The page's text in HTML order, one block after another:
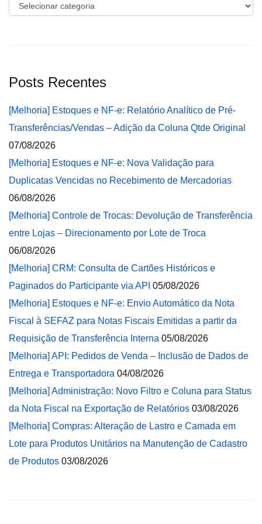
Categorias
Posts Recentes
[Melhoria] Estoques e NF-e: Relatório Analítico de Pré-
Transferências/Vendas – Adição da Coluna Qtde Original
07/08/2026
[Melhoria] Estoques e NF-e: Nova Validação para
Duplicatas Vencidas no Recebimento de Mercadorias
06/08/2026
[Melhoria] Controle de Trocas: Devolução de Transferência
entre Lojas – Direcionamento por Lote de Troca
06/08/2026
[Melhoria] CRM: Consulta de Cartões Históricos e
Paginados do Participante via API 05/08/2026
[Melhoria] Estoques e NF-e: Envio Automático da Nota
Fiscal à SEFAZ para Notas Fiscais Emitidas a partir da
Requisição de Transferência Interna 05/08/2026
[Melhoria] API: Pedidos de Venda – Inclusão de Dados de
Entrega e Transportadora 04/08/2026
[Melhoria] Administração: Novo Filtro e Coluna para Status
da Nota Fiscal na Exportação de Relatórios 03/08/2026
[Melhoria] Compras: Alteração de Lastro e Camada em
Lote para Produtos Unitários na Manutenção de Cadastro
de Produtos 03/08/2026